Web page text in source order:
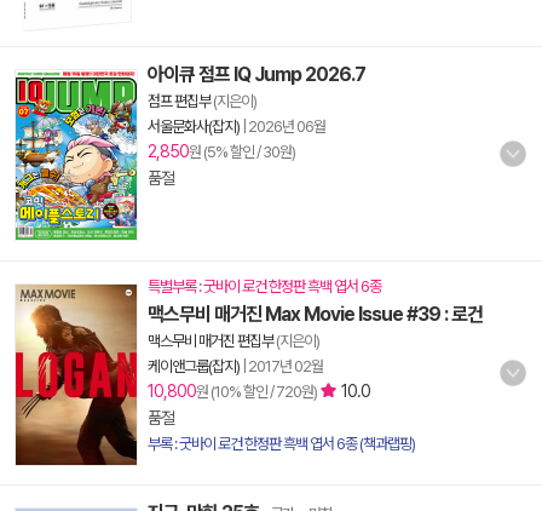
아이큐 점프 IQ Jump 2026.7
점프 편집부(지은이)
서울문화사(잡지) 2026년 06월
2,850원 (5% 할인 / 30원)
품절
특별부록 : 굿바이 로건 한정판 흑백 엽서 6종
맥스무비 매거진 Max Movie Issue #39 : 로건
맥스무비 매거진 편집부(지은이)
케이앤그룹(잡지) 2017년 02월
10,800원 (10% 할인 / 720원)
10.0
품절
부록 : 굿바이 로건 한정판 흑백 엽서 6종 (책과랩핑)